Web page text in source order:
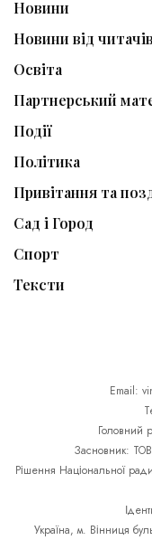
Новини
Новини від читачів
Освіта
Партнерський
Події
Політика
Привітання та
Сад і Город
Спорт
Тексти
Email:
Головний
Засновник:
Рішення Національної
Україна, м. Вінниця